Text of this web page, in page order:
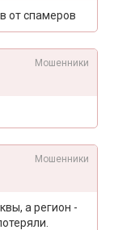
от спамеров
Мошенники
Мошенники
а регион -